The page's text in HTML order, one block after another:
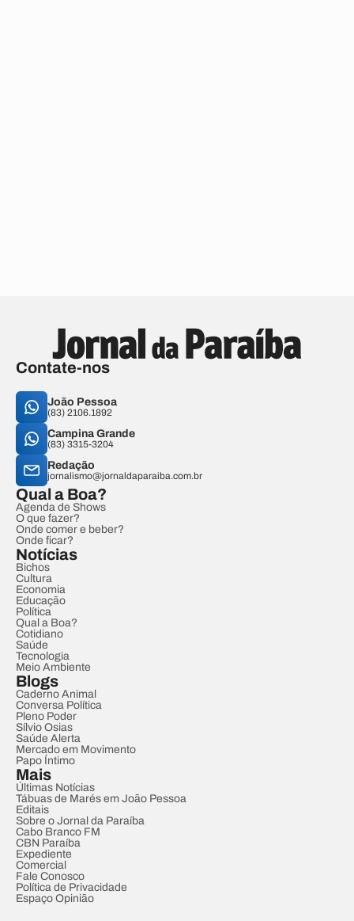
Contate-nos
João Pessoa
(83) 2106.1892
Campina Grande
(83) 3315-3204
Redação
jornalismo@jornaldaparaiba.com.br
Qual a Boa?
Agenda de Shows
O que fazer?
Onde comer e beber?
Onde ficar?
Notícias
Bichos
Cultura
Economia
Educação
Política
Qual a Boa?
Cotidiano
Saúde
Tecnologia
Meio Ambiente
Blogs
Caderno Animal
Conversa Política
Pleno Poder
Sílvio Osias
Saúde Alerta
Mercado em Movimento
Papo Íntimo
Mais
Últimas Notícias
Tábuas de Marés em João Pessoa
Editais
Sobre o Jornal da Paraíba
Cabo Branco FM
CBN Paraíba
Expediente
Comercial
Fale Conosco
Política de Privacidade
Espaço Opinião